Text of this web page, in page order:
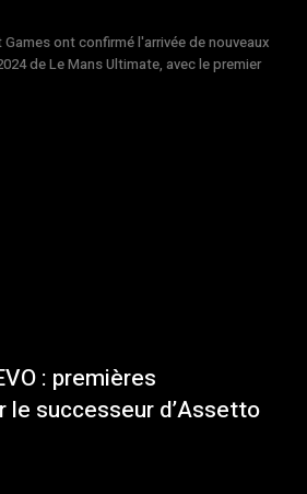
ont confirmé l'arrivée de nouveaux
de Le Mans Ultimate, avec le premier
: premières
le successeur d’Assetto